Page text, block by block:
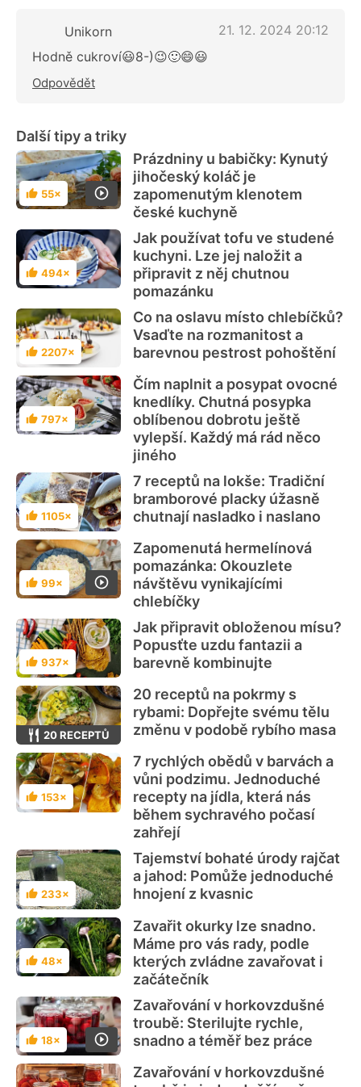
Unikorn
21. 12. 2024 20:12
Hodně cukroví😃8-)😉🙂😄😃
Odpovědět
Další tipy a triky
Hodnocení
55×
Prázdniny u babičky: Kynutý
jihočeský koláč je
zapomenutým klenotem
české kuchyně
Hodnocení
494×
Jak používat tofu ve studené
kuchyni. Lze jej naložit a
připravit z něj chutnou
pomazánku
Hodnocení
2207×
Co na oslavu místo chlebíčků?
Vsaďte na rozmanitost a
barevnou pestrost pohoštění
Hodnocení
797×
Čím naplnit a posypat ovocné
knedlíky. Chutná posypka
oblíbenou dobrotu ještě
vylepší. Každý má rád něco
jiného
Hodnocení
1105×
7 receptů na lokše: Tradiční
bramborové placky úžasně
chutnají nasladko i naslano
Hodnocení
99×
Zapomenutá hermelínová
pomazánka: Okouzlete
návštěvu vynikajícími
chlebíčky
Hodnocení
937×
Jak připravit obloženou mísu?
Popusťte uzdu fantazii a
barevně kombinujte
20 RECEPTŮ
20 receptů na pokrmy s
rybami: Dopřejte svému tělu
změnu v podobě rybího masa
Hodnocení
153×
7 rychlých obědů v barvách a
vůni podzimu. Jednoduché
recepty na jídla, která nás
během sychravého počasí
zahřejí
Hodnocení
233×
Tajemství bohaté úrody rajčat
a jahod: Pomůže jednoduché
hnojení z kvasnic
Hodnocení
48×
Zavařit okurky lze snadno.
Máme pro vás rady, podle
kterých zvládne zavařovat i
začátečník
Hodnocení
18×
Zavařování v horkovzdušné
troubě: Sterilujte rychle,
snadno a téměř bez práce
Zavařování v horkovzdušné